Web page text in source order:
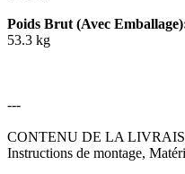
Poids Brut (Avec
53.3 kg
---
CONTENU DE LA
Instructions de montage,